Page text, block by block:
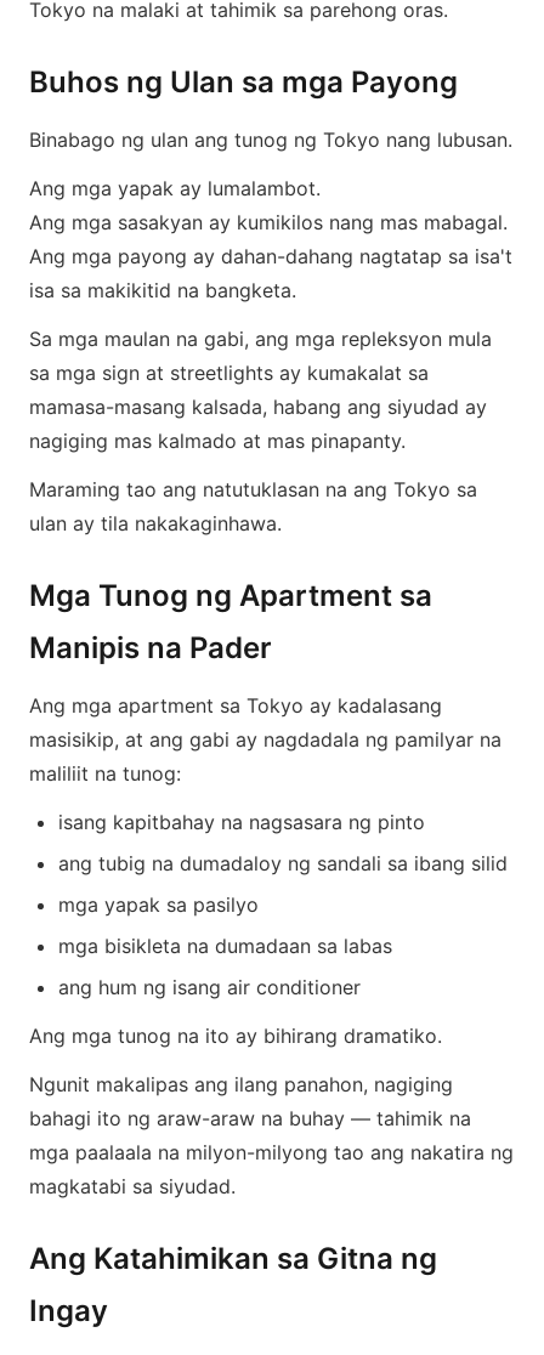
Tokyo na malaki at tahimik sa parehong oras.
Buhos ng Ulan sa mga Payong
Binabago ng ulan ang tunog ng Tokyo nang lubusan.
Ang mga yapak ay lumalambot.
Ang mga sasakyan ay kumikilos nang mas mabagal.
Ang mga payong ay dahan-dahang nagtatap sa isa't
isa sa makikitid na bangketa.
Sa mga maulan na gabi, ang mga repleksyon mula
sa mga sign at streetlights ay kumakalat sa
mamasa-masang kalsada, habang ang siyudad ay
nagiging mas kalmado at mas pinapanty.
Maraming tao ang natutuklasan na ang Tokyo sa
ulan ay tila nakakaginhawa.
Mga Tunog ng Apartment sa
Manipis na Pader
Ang mga apartment sa Tokyo ay kadalasang
masisikip, at ang gabi ay nagdadala ng pamilyar na
maliliit na tunog:
isang kapitbahay na nagsasara ng pinto
ang tubig na dumadaloy ng sandali sa ibang silid
mga yapak sa pasilyo
mga bisikleta na dumadaan sa labas
ang hum ng isang air conditioner
Ang mga tunog na ito ay bihirang dramatiko.
Ngunit makalipas ang ilang panahon, nagiging
bahagi ito ng araw-araw na buhay — tahimik na
mga paalaala na milyon-milyong tao ang nakatira ng
magkatabi sa siyudad.
Ang Katahimikan sa Gitna ng
Ingay